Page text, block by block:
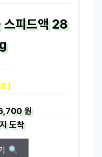
스피드액 28
]
원
도착